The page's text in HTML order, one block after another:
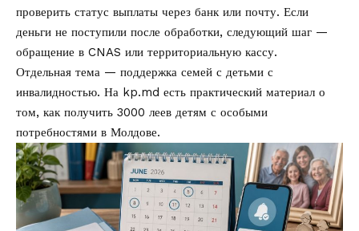
проверить статус выплаты через банк или почту. Если
деньги не поступили после обработки, следующий шаг —
обращение в CNAS или территориальную кассу.
Отдельная тема — поддержка семей с детьми с
инвалидностью. На kp.md есть практический материал о
том, как получить 3000 леев детям с особыми
потребностями в Молдове.